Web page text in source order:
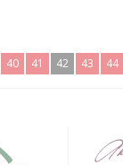
40 41 42 43 44